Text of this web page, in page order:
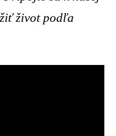
život podľa